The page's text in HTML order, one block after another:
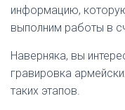
информацию,
выполним работы в
Наверняка, вы
гравировка
таких этапов.